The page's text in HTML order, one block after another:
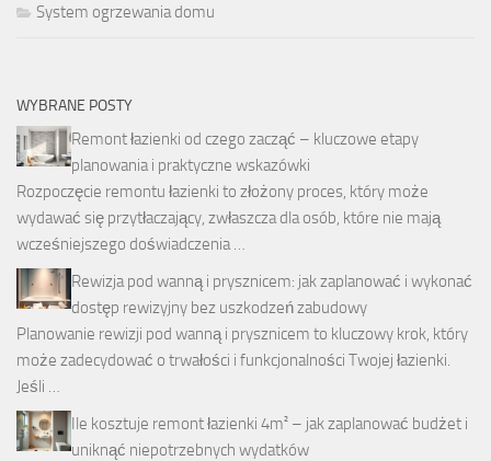
System ogrzewania domu
WYBRANE POSTY
Remont łazienki od czego zacząć – kluczowe etapy
planowania i praktyczne wskazówki
Rozpoczęcie remontu łazienki to złożony proces, który może
wydawać się przytłaczający, zwłaszcza dla osób, które nie mają
wcześniejszego doświadczenia …
Rewizja pod wanną i prysznicem: jak zaplanować i wykonać
dostęp rewizyjny bez uszkodzeń zabudowy
Planowanie rewizji pod wanną i prysznicem to kluczowy krok, który
może zadecydować o trwałości i funkcjonalności Twojej łazienki.
Jeśli …
Ile kosztuje remont łazienki 4m² – jak zaplanować budżet i
uniknąć niepotrzebnych wydatków